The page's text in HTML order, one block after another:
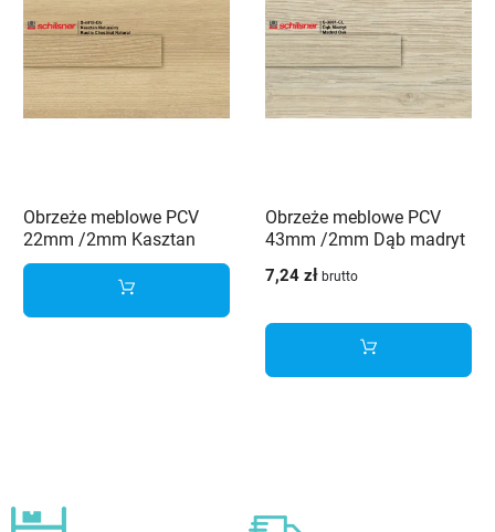
Obrzeże meblowe PCV
22mm /2mm Kasztan
naturalny 4418 OV
Obrzeże meblowe PCV
43mm /2mm Dąb madryt
7,24 zł brutto